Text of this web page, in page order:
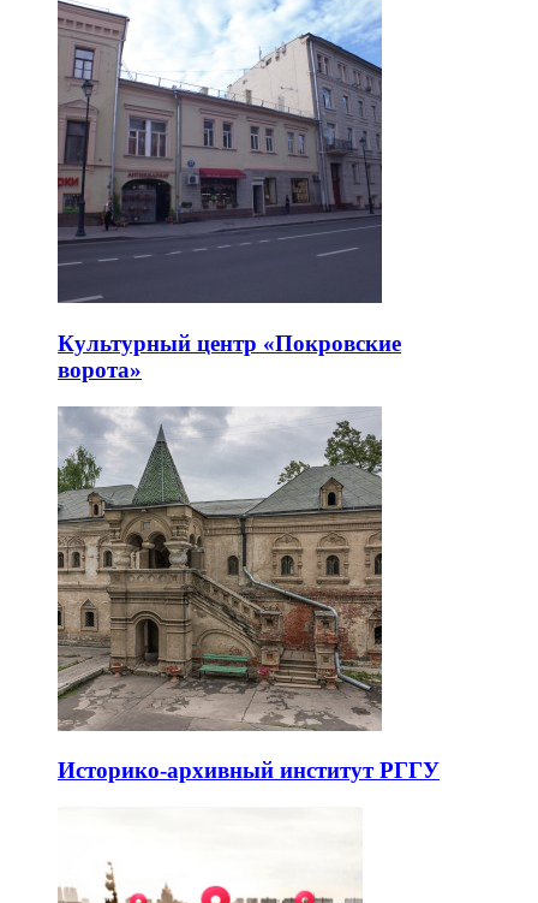
Культурный центр «Покровские
ворота»
Историко-архивный институт РГГУ